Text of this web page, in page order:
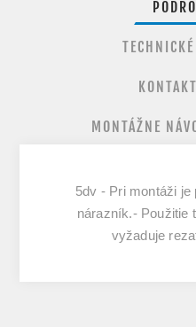
MONTÁŽNE
5dv - Pri montáži
nárazník.- Použitie
vyžaduje